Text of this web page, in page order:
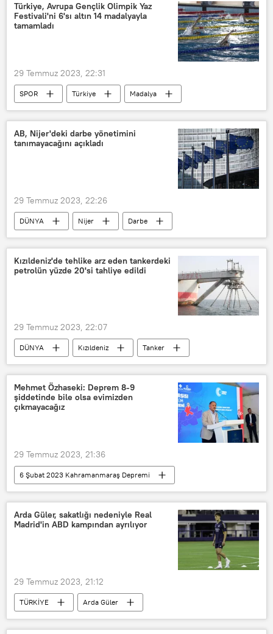
Türkiye, Avrupa Gençlik Olimpik Yaz
Festivali'ni 6'sı altın 14 madalyayla
tamamladı
29 Temmuz 2023, 22:31
SPOR Türkiye
Madalya
Avrupa Gençlik Olimpik Yaz Festivali
AB, Nijer'deki darbe yönetimini
tanımayacağını açıkladı
29 Temmuz 2023, 22:26
DÜNYA Nijer
Darbe
Avrupa Birliği
Josep Borrell
Kızıldeniz'de tehlike arz eden tankerdeki
petrolün yüzde 20'si tahliye edildi
29 Temmuz 2023, 22:07
DÜNYA Kızıldeniz
Tanker
tahliye operasyonu
Yemen
Mehmet Özhaseki: Deprem 8-9
şiddetinde bile olsa evimizden
çıkmayacağız
29 Temmuz 2023, 21:36
6 Şubat 2023 Kahramanmaraş Depremi
Kahramanmaraş
bina
Mehmet Özhaseki
Mehmet Özhaseki
Malatya
Arda Güler, sakatlığı nedeniyle Real
Madrid'in ABD kampından ayrılıyor
29 Temmuz 2023, 21:12
TÜRKİYE
Arda Güler
İspanya
Real Madrid